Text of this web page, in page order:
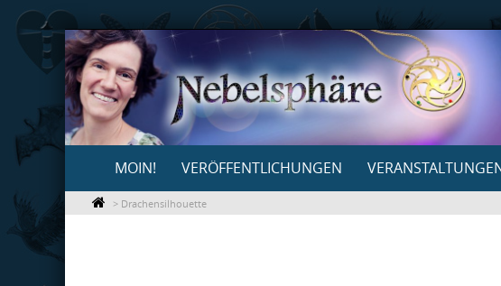
Skip
to
content
content
MOIN! VERÖFFENTLICHUNGEN
> Drachensilhouette